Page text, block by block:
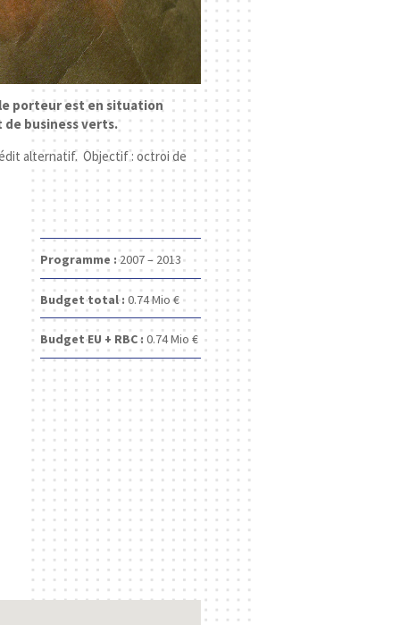
porteur est en situation
de business verts.
alternatif. Objectif : octroi de
Programme :2007 – 2013
Budget total : 0.74Mio €
Budget EU + RBC : 0.74Mio €